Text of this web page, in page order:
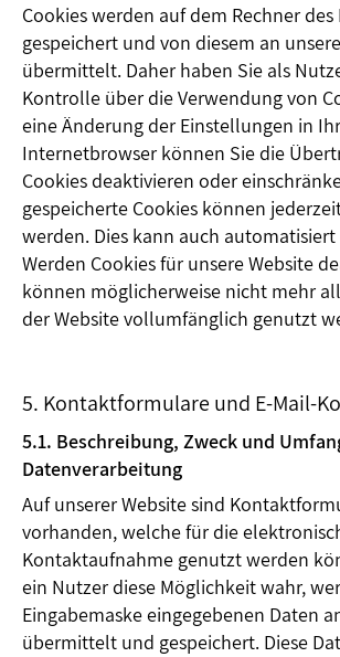
Cookies werden auf dem Rechner des
gespeichert und von diesem an
übermittelt. Daher haben Sie als
Kontrolle über die Verwendung von
eine Änderung der Einstellungen in
Internetbrowser können Sie die
Cookies deaktivieren oder
gespeicherte Cookies können
werden. Dies kann auch
Werden Cookies für unsere Website
können möglicherweise nicht mehr
der Website vollumfänglich genutzt
5. Kontaktformulare und E-Mail-
5.1. Beschreibung, Zweck und
Datenverarbeitung
Auf unserer Website sind
vorhanden, welche für die
Kontaktaufnahme genutzt werden
ein Nutzer diese Möglichkeit wahr,
Eingabemaske eingegebenen Daten
übermittelt und gespeichert. Diese